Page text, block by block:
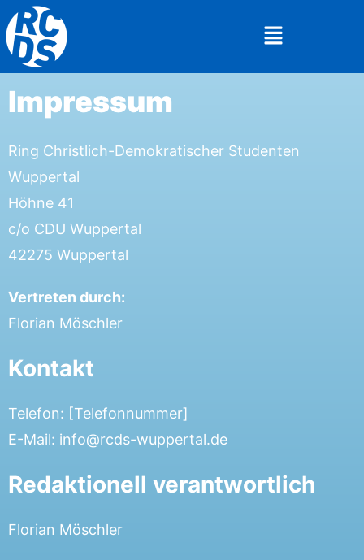
Impressum
Ring Christlich-Demokratischer Studenten
Wuppertal
Höhne 41
c/o CDU Wuppertal
42275 Wuppertal
Vertreten durch:
Florian Möschler
Kontakt
Telefon: [Telefonnummer]
E-Mail: info@rcds-wuppertal.de
Redaktionell verantwortlich
Florian Möschler